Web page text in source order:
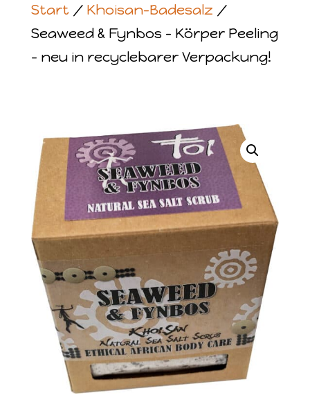
Start / Khoisan-Badesalz /
Seaweed & Fynbos – Körper Peeling
– neu in recyclebarer Verpackung!